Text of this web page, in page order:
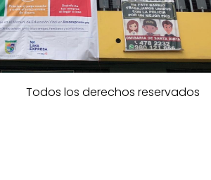
Todos los derechos reservados